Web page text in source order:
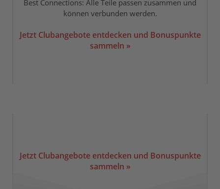
Best Connections: Alle Teile passen zusammen und
können verbunden werden.
Jetzt Clubangebote entdecken und Bonuspunkte
sammeln »
Jetzt Clubangebote entdecken und Bonuspunkte
sammeln »